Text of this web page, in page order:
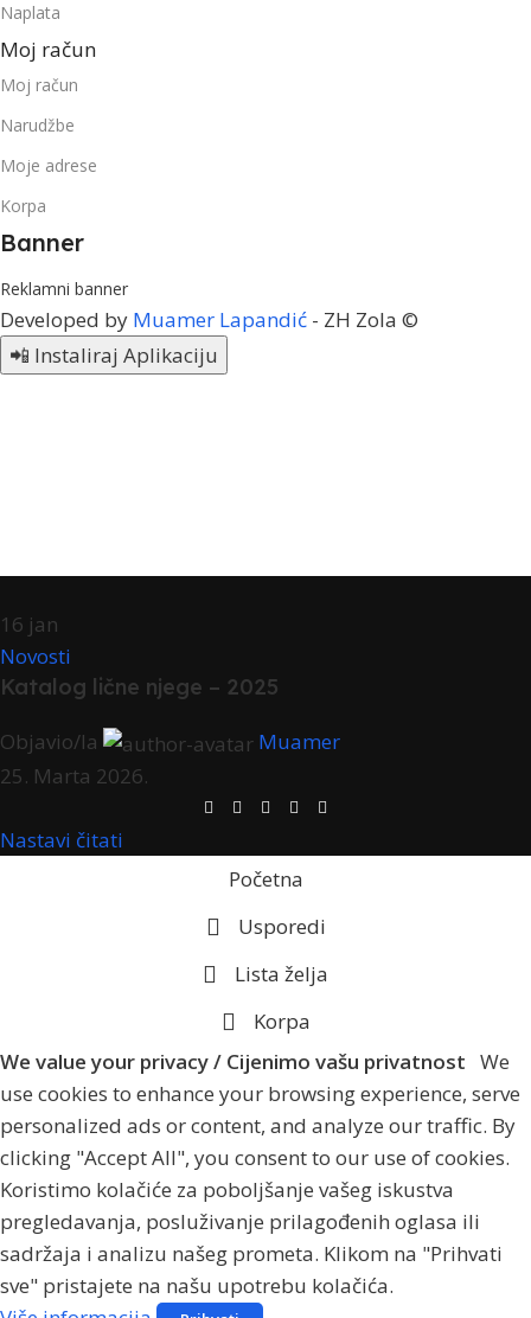
Naplata
Moj račun
Moj račun
Narudžbe
Moje adrese
Korpa
Banner
Reklamni banner
Developed by Muamer Lapandić - ZH Zola ©
📲 Instaliraj Aplikaciju
16 jan
Novosti
Katalog lične njege – 2025
Objavio/la
Muamer
25. Marta 2026.
Nastavi čitati
Početna
Usporedi
Lista želja
Korpa
We value your privacy / Cijenimo vašu privatnost We
use cookies to enhance your browsing experience, serve
personalized ads or content, and analyze our traffic. By
clicking "Accept All", you consent to our use of cookies.
Koristimo kolačiće za poboljšanje vašeg iskustva
pregledavanja, posluživanje prilagođenih oglasa ili
sadržaja i analizu našeg prometa. Klikom na "Prihvati
sve" pristajete na našu upotrebu kolačića.